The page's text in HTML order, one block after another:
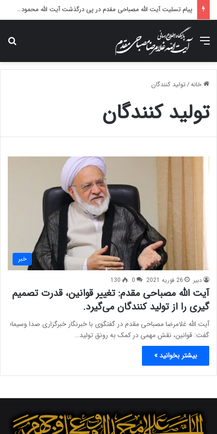
پیام تسلیت آیت الله مصباحی مقدم در پی درگذشت آیت الله محمودی گلپایگانی
منو
خانه/تولید کنندگان
تولید کنندگان
خبر
دبیر 26 فوریه 2021 0
130
آیت الله مصباحی مقدم: تغییر قوانین، قدرت تصمیم
گیری را از تولید کنندگان می‌گیرد.
آیت الله غلامرضا مصباحی مقدم در گفتگوی با خبرنگار خبرگزاری صدا وسیما؛
گفت: قوانین، نقش مهمی در کمک به رونق تولید…
بیشتر بخوانید »